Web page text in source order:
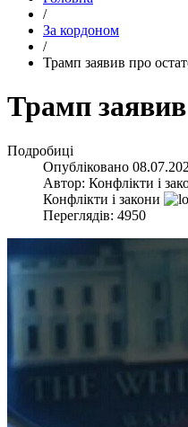
/
За кордоном
/
​Трамп заявив про
​Трамп заявив
Подробиці
Опубліковано
Автор: Конфлікти і
Конфлікти і закони
Переглядів: 4950